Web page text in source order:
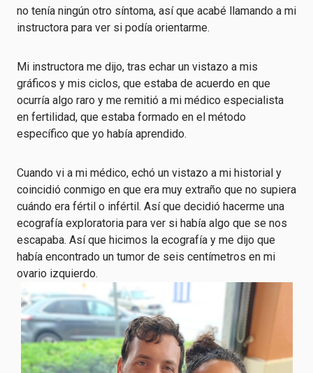
no tenía ningún otro síntoma, así que acabé llamando a mi
instructora para ver si podía orientarme.
Mi instructora me dijo, tras echar un vistazo a mis
gráficos y mis ciclos, que estaba de acuerdo en que
ocurría algo raro y me remitió a mi médico especialista
en fertilidad, que estaba formado en el método
específico que yo había aprendido.
Cuando vi a mi médico, echó un vistazo a mi historial y
coincidió conmigo en que era muy extraño que no supiera
cuándo era fértil o infértil. Así que decidió hacerme una
ecografía exploratoria para ver si había algo que se nos
escapaba. Así que hicimos la ecografía y me dijo que
había encontrado un tumor de seis centímetros en mi
ovario izquierdo.